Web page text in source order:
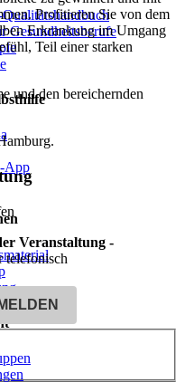
Gesundheitsberufe
App
Profitieren Sie von dem
Erkrankung im Umgang
Teil einer starken
und den bereichernden
Veranstaltung -
telefonisch